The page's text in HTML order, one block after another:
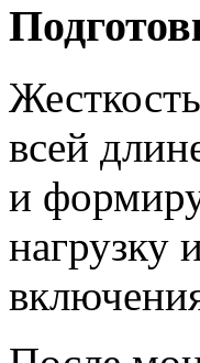
всей
и
нагрузку